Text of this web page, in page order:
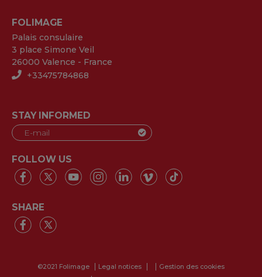
FOLIMAGE
Palais consulaire
3 place Simone Veil
26000 Valence - France
+33475784868
STAY INFORMED
FOLLOW US
SHARE
©2021 Folimage Legal notices
Gestion des cookies